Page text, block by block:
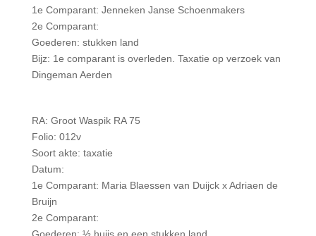
1e Comparant: Jenneken Janse Schoenmakers
2e Comparant:
Goederen: stukken land
Bijz: 1e comparant is overleden. Taxatie op verzoek van
Dingeman Aerden
RA: Groot Waspik RA 75
Folio: 012v
Soort akte: taxatie
Datum:
1e Comparant: Maria Blaessen van Duijck x Adriaen de
Bruijn
2e Comparant: